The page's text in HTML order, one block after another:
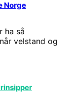
Norge
ha så
velstand og